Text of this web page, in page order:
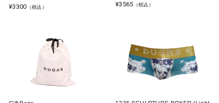
¥3300 （税込） ¥3565 （税込）